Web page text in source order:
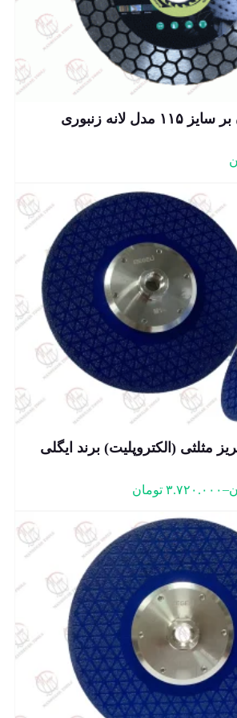
صفحه پرسلان بر سایز ۱۱۵ مدل لانه زنبوری
مثلثی (الکتروپلیت) برند ایگلی
–۳.۷۲۰.۰۰۰ تومان